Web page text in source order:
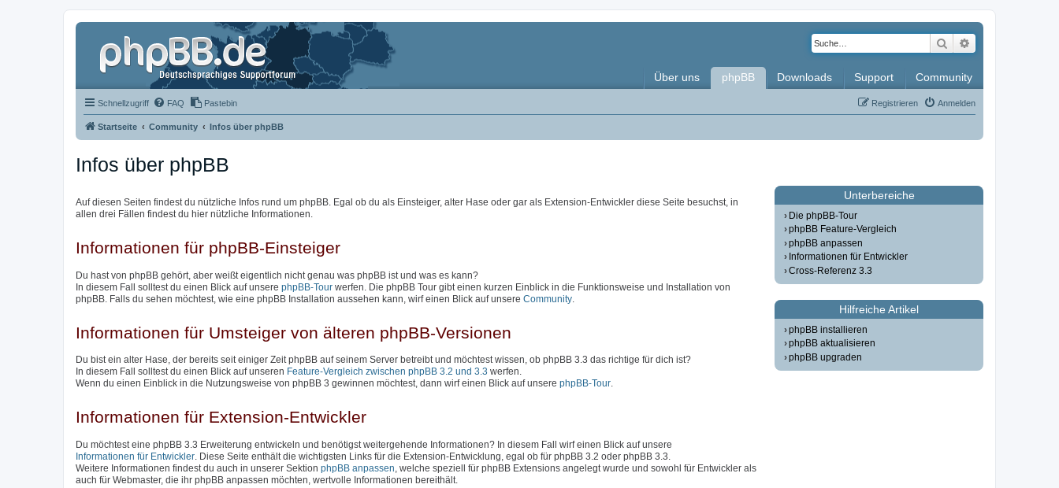
Suche
Über uns phpBB Downloads Support Community
Schnellzugriff FAQ Pastebin Anmelden
Registrieren
Startseite Community Infos über phpBB
Infos über phpBB
Auf diesen Seiten findest du nützliche Infos rund um phpBB. Egal ob du als Einsteiger, alter Hase oder gar als Extension-Entwickler diese Seite besuchst, in
allen drei Fällen findest du hier nützliche Informationen.
Informationen für phpBB-Einsteiger
Du hast von phpBB gehört, aber weißt eigentlich nicht genau was phpBB ist und was es kann?
In diesem Fall solltest du einen Blick auf unsere phpBB-Tour werfen. Die phpBB Tour gibt einen kurzen Einblick in die Funktionsweise und Installation von
phpBB. Falls du sehen möchtest, wie eine phpBB Installation aussehen kann, wirf einen Blick auf unsere Community
Informationen für Umsteiger von älteren phpBB-Versionen
Du bist ein alter Hase, der bereits seit einiger Zeit phpBB auf seinem Server betreibt und möchtest wissen, ob phpBB 3.3 das richtige für dich ist?
In diesem Fall solltest du einen Blick auf unseren Feature-Vergleich zwischen phpBB 3.2 und 3.3 werfen.
Wenn du einen Einblick in die Nutzungsweise von phpBB 3 gewinnen möchtest, dann wirf einen Blick auf unsere phpBB-Tour.
Informationen für Extension-Entwickler
Du möchtest eine phpBB 3.3 Erweiterung entwickeln und benötigst weitergehende Informationen? In diesem Fall wirf einen Blick auf unsere
Informationen für Entwickler . Diese Seite enthält die wichtigsten Links für die Extension-Entwicklung, egal ob für phpBB 3.2 oder phpBB 3.3.
Weitere Informationen findest du auch in unserer Sektion phpBB anpassen , welche speziell für phpBB Extensions angelegt wurde und sowohl für Entwickler als
auch für Webmaster, die ihr phpBB anpassen möchten, wertvolle Informationen bereithält.
Unterbereiche
Die phpBB-Tour
phpBB Feature-Vergleich
phpBB anpassen
Informationen für Entwickler
Cross-Referenz 3.3
Hilfreiche Artikel
phpBB installieren
phpBB aktualisieren
phpBB upgraden